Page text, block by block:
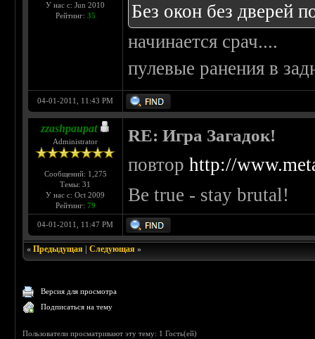
У нас с: Jun 2010
Рейтинг: 35
Без окон без дверей
начинается срач....
пулевые ранения в
04-01-2011, 11:43 PM
zzashpaupat
Administrator
Сообщений: 1,275
Темы: 31
У нас с: Oct 2009
Рейтинг: 79
RE: Игра Загадок!
повторhttp://
Be true - stay brutal!
04-01-2011, 11:47 PM
«Предыдущая |Следующая »
Версия для просмотра
Подписаться на тему
Пользователи просматривают эту тему: 1 Гость(ей)